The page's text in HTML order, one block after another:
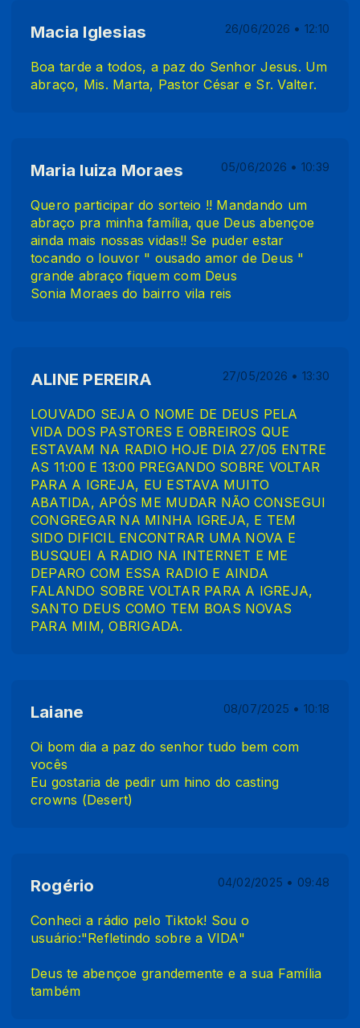
Macia Iglesias 26/06/2026 • 12:10
Boa tarde a todos, a paz do Senhor Jesus. Um
abraço, Mis. Marta, Pastor César e Sr. Valter.
Maria luiza Moraes 05/06/2026 • 10:39
Quero participar do sorteio !! Mandando um
abraço pra minha família, que Deus abençoe
ainda mais nossas vidas!! Se puder estar
tocando o louvor " ousado amor de Deus "
grande abraço fiquem com Deus
Sonia Moraes do bairro vila reis
ALINE PEREIRA 27/05/2026 • 13:30
LOUVADO SEJA O NOME DE DEUS PELA
VIDA DOS PASTORES E OBREIROS QUE
ESTAVAM NA RADIO HOJE DIA 27/05 ENTRE
AS 11:00 E 13:00 PREGANDO SOBRE VOLTAR
PARA A IGREJA, EU ESTAVA MUITO
ABATIDA, APÓS ME MUDAR NÃO CONSEGUI
CONGREGAR NA MINHA IGREJA, E TEM
SIDO DIFICIL ENCONTRAR UMA NOVA E
BUSQUEI A RADIO NA INTERNET E ME
DEPARO COM ESSA RADIO E AINDA
FALANDO SOBRE VOLTAR PARA A IGREJA,
SANTO DEUS COMO TEM BOAS NOVAS
PARA MIM, OBRIGADA.
Laiane 08/07/2025 • 10:18
Oi bom dia a paz do senhor tudo bem com
vocês
Eu gostaria de pedir um hino do casting
crowns (Desert)
Rogério 04/02/2025 • 09:48
Conheci a rádio pelo Tiktok! Sou o
usuário:"Refletindo sobre a VIDA"
Deus te abençoe grandemente e a sua Família
também